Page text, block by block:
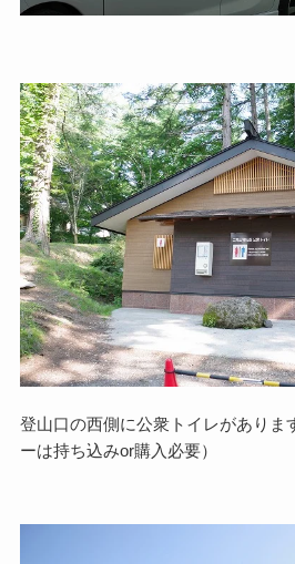
登山口の西側に公衆トイレがありま
ーは持ち込みor購入必要）